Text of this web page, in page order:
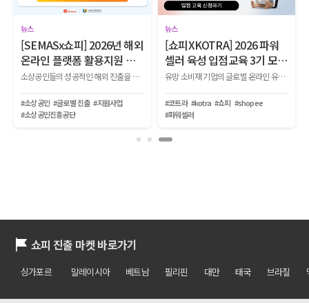
뉴스
[SEMASx쇼피] 2026년 해외
온라인 플랫폼 활용지원 사
업 참여 기업 모집
소상공인들의 성공적인 해외 진출을 위해 ▲광고 ▲기획전 ▲전문 컨설팅 ▲리뷰 체험단 ▲O2O 기획전 등 다양한 마케팅 지원 프로그램을 제공하는 사업 참여기업을 모집합니다.
#소상공인 #글로벌 진출 #지원사업
#소상공인진흥공단
뉴스
[쇼피XKOTRA] 2026 파워
셀러 육성 입점교육 3기 모
집!
유망 소비재 기업의 글로벌 온라인 유통망 입점부터 생존, 파워셀러로 성장하는 전 과정을 지원하는 『2026 KOTRA-쇼피 파워셀러 육성사업 1단계 입점교육 2기』를 모집합니다.
#코트라 #kotra #쇼피 #shopee
#파워셀러
쇼피 진출 마켓 바로가기
싱가포르 말레이시아 베트남 필리핀 대만 태국 브라질